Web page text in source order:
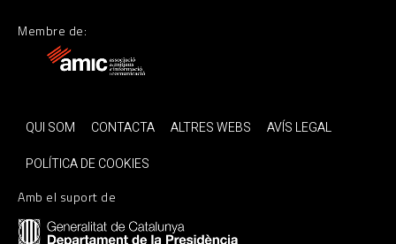
Membre de:
QUI SOM CONTACTA ALTRES WEBS
AVÍS LEGAL
POLÍTICA DE COOKIES
Amb el suport de